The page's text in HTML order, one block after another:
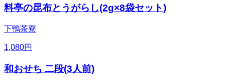
料亭の昆布とうがらし(2g×8袋セット)
下鴨茶寮
1,080円
和おせち 二段(3人前)